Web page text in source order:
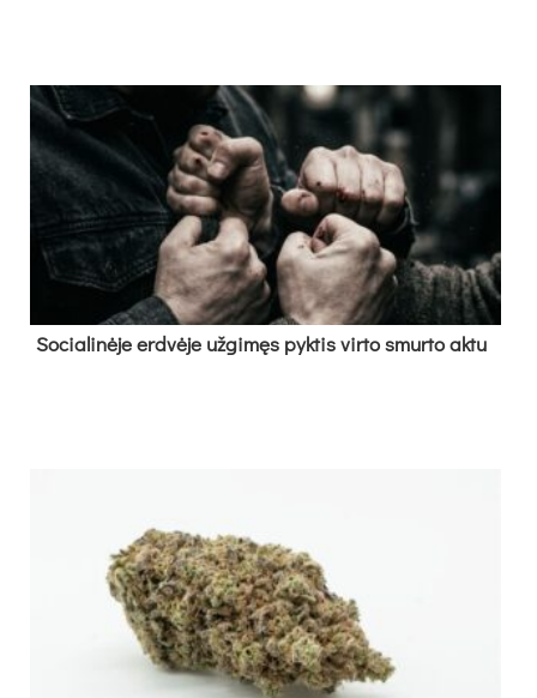
So­cia­li­nė­je erd­vė­je už­gi­męs pyk­tis vir­to smur­to ak­tu